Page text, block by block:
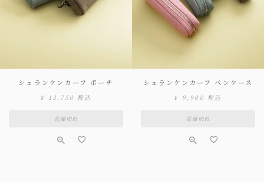
シュランケンカーフ ポーチ
¥ 13,750 税込
在庫切れ
シュランケンカーフ ペンケース
¥ 9,900 税込
在庫切れ